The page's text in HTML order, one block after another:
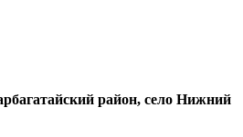
район, село Нижний